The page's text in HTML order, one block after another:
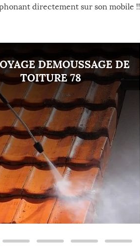
directement sur son mobile !!
DEMOUSSAGE DE
TOITURE 78